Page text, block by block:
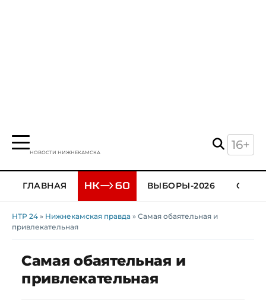
НОВОСТИ НИЖНЕКАМСКА
16+
ГЛАВНАЯ ВЫБОРЫ-2026
НТР 24 » Нижнекамская правда » Самая обаятельная и
привлекательная
Самая обаятельная и
привлекательная